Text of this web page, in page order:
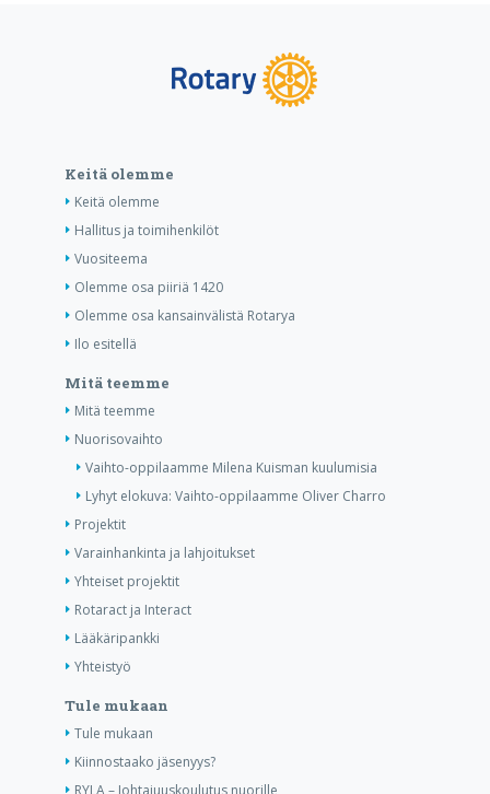
Keitä olemme
Keitä olemme
Hallitus ja toimihenkilöt
Vuositeema
Olemme osa piiriä 1420
Olemme osa kansainvälistä Rotarya
Ilo esitellä
Mitä teemme
Mitä teemme
Nuorisovaihto
Vaihto-oppilaamme Milena Kuisman kuulumisia
Lyhyt elokuva: Vaihto-oppilaamme Oliver Charro
Projektit
Varainhankinta ja lahjoitukset
Yhteiset projektit
Rotaract ja Interact
Lääkäripankki
Yhteistyö
Tule mukaan
Tule mukaan
Kiinnostaako jäsenyys?